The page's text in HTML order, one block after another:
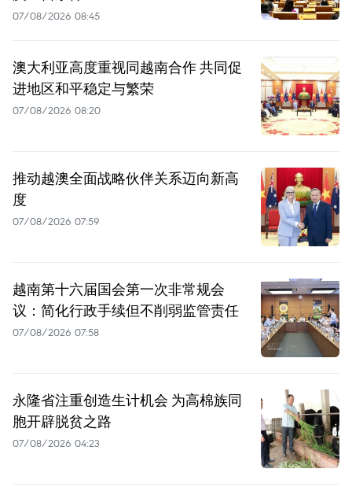
07/08/2026 08:45
澳大利亚高度重视同越南合作 共同促
进地区和平稳定与繁荣
07/08/2026 08:20
推动越澳全面战略伙伴关系迈向新高
度
07/08/2026 07:59
越南第十六届国会第一次非常规会
议：简化行政手续但不削弱监管责任
07/08/2026 07:58
永隆省注重创造生计机会 为高棉族同
胞开辟脱贫之路
07/08/2026 04:23